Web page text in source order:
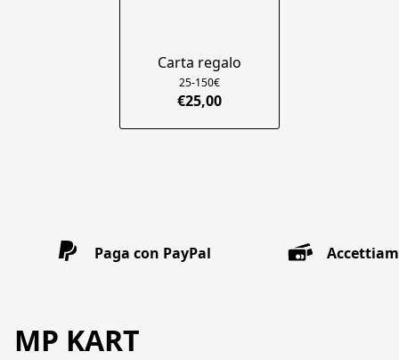
Carta regalo
25-150€
€25,00
Paga con PayPal
MP KART